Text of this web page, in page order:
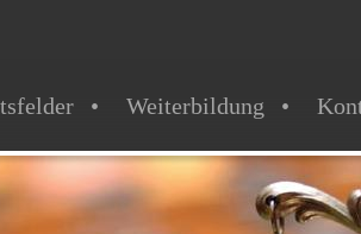
Weiterbildung